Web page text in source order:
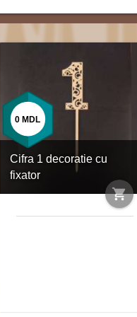
Cifra 1 decoratie cu
fixator
shopping_cart
0 MDL